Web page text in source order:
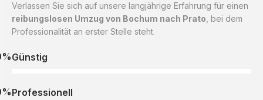
Verlassen Sie sich auf unsere langjährige Erfahrung für einen
reibungslosen Umzug von Bochum nach Prato , bei dem
Professionalität an erster Stelle steht.
Günstig
Professionell